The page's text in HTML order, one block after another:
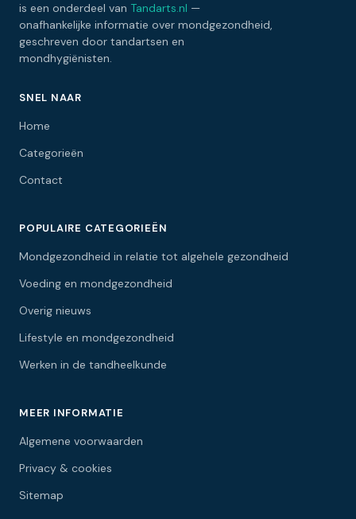
is een onderdeel van Tandarts.nl —
onafhankelijke informatie over mondgezondheid,
geschreven door tandartsen en
mondhygiënisten.
SNEL NAAR
Home
Categorieën
Contact
POPULAIRE CATEGORIEËN
Mondgezondheid in relatie tot algehele gezondheid
Voeding en mondgezondheid
Overig nieuws
Lifestyle en mondgezondheid
Werken in de tandheelkunde
MEER INFORMATIE
Algemene voorwaarden
Privacy & cookies
Sitemap